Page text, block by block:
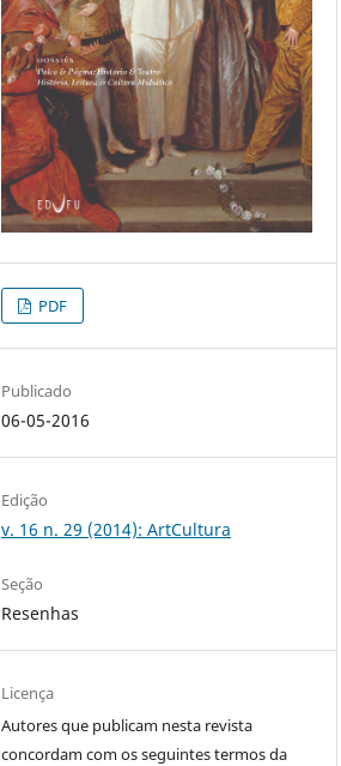
PDF
Publicado
06-05-2016
Edição
v. 16 n. 29 (2014): ArtCultura
Seção
Resenhas
Licença
Autores que publicam nesta revista
concordam com os seguintes termos da